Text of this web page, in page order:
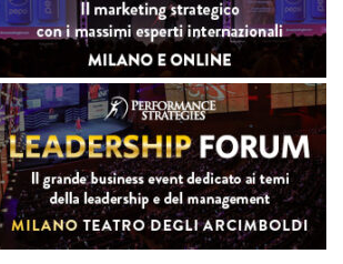
Sorrento. Ha scritto e pubblicato “Le cose possibili”
(Sugarco 1982), “Le coccarde verdemare” (Marsilio
1987), “Nascita di Venere” (Liguori editore 1995).
Cambia vita e professione, diventa artigiano
dell’olio e nel 1999 acquista un vecchio frantoio a
Vetralla. Come mastro oleario si impegna
nell’attività associativa assumendo l’incarico prima
di vicepresidente e poi direttore dell’Associazione
Italiana Frantoiani Oleari (AIFO). Con sua moglie
Fabrizia ha pubblicato “Pane e olio. guida ai frantoi
artigiani” e “Fuga dalla città”.